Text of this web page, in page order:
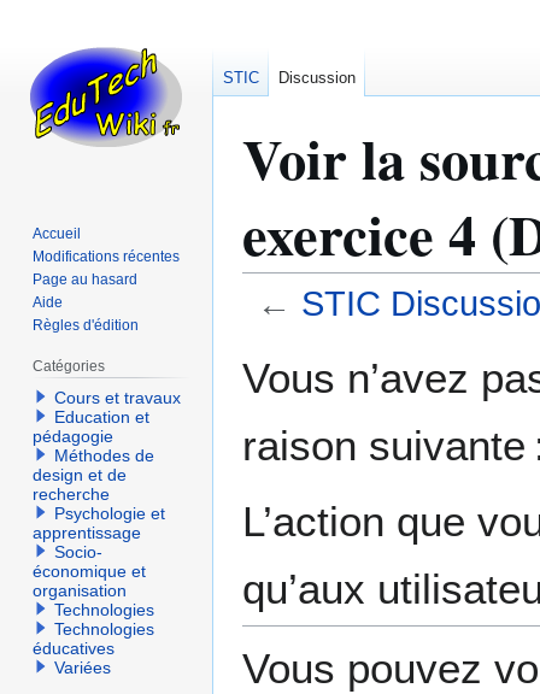
Voir la
exercice 4
← STIC
à
navigation
à
recherche
Vous n’avez
raison suivante
L’action que
qu’aux
Vous pouvez
STIC Discussion
Accueil
Modifications récentes
Page au hasard
Aide
Règles d'édition
Catégories
Cours et travaux
Education et
pédagogie
Méthodes de
design et de
recherche
Psychologie et
apprentissage
Socio-
économique et
organisation
Technologies
Technologies
éducatives
Variées